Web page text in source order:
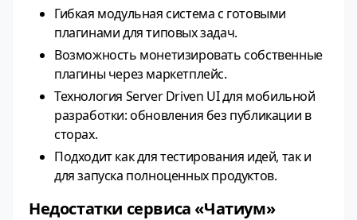
Гибкая модульная система с готовыми
плагинами для типовых задач.
Возможность монетизировать собственные
плагины через маркетплейс.
Технология Server Driven UI для мобильной
разработки: обновления без публикации в
сторах.
Подходит как для тестирования идей, так и
для запуска полноценных продуктов.
Недостатки сервиса «Чатиум»